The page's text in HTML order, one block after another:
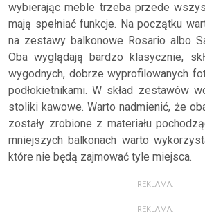
wybierając meble trzeba przede
mają spełniać funkcje. Na początku
na zestawy balkonowe Rosario albo
Oba wyglądają bardzo klasycznie,
wygodnych, dobrze wyprofilowanych
podłokietnikami. W skład zestawów
stoliki kawowe. Warto nadmienić, że
zostały zrobione z materiału
mniejszych balkonach warto
które nie będą zajmować tyle miejsca.
REKLAMA:
REKLAMA: